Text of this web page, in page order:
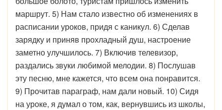
маршрут. 5) Нам стало известно об изменениях в
расписании уроков, придя с каникул. 6) Сделав
зарядку и приняв прохладный душ, настроение
заметно улучшилось. 7) Включив телевизор,
раздались звуки любимой мелодии. 8) Послушав
эту песню, мне кажется, что всем она понравится.
9) Прочитав параграф, нам дали новый. 10) Сидя
на уроке, я думал о том, как, вернувшись из школы,